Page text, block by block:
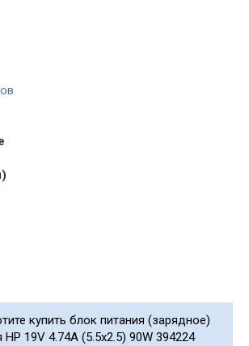
купить блок питания (зарядное)
HP 19V 4.74A (5.5x2.5) 90W 394224